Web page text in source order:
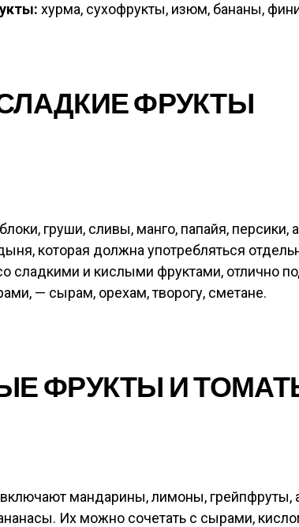
хурма, сухофрукты, изюм, бананы,
ФРУКТЫ
груши, сливы, манго, папайя,
которая должна употребляться
сладкими и кислыми фруктами, отлично
— сырам, орехам, творогу, сметане.
ФРУКТЫ И
включают мандарины, лимоны, грейпфруты,
Их можно сочетать с сырами,